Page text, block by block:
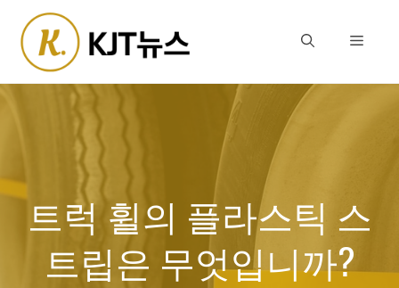
content
Menu
트럭 휠의 플라스틱 스
트립은 무엇입니까?